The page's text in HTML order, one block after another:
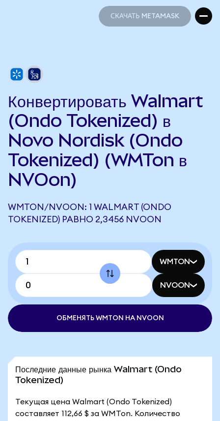
СКАЧАТЬ METAMASK
Конвертировать Walmart
(Ondo Tokenized) в
Novo Nordisk (Ondo
Tokenized) (WMTon в
NVOon)
WMTON/NVOON: 1 WALMART (ONDO
TOKENIZED) РАВНО 2,3456 NVOON
WMTON
NVOON
ОБМЕНЯТЬ WMTON НА NVOON
Последние данные рынка Walmart (Ondo
Tokenized)
Текущая цена Walmart (Ondo Tokenized)
составляет 112,66 $ за WMTon. Количество